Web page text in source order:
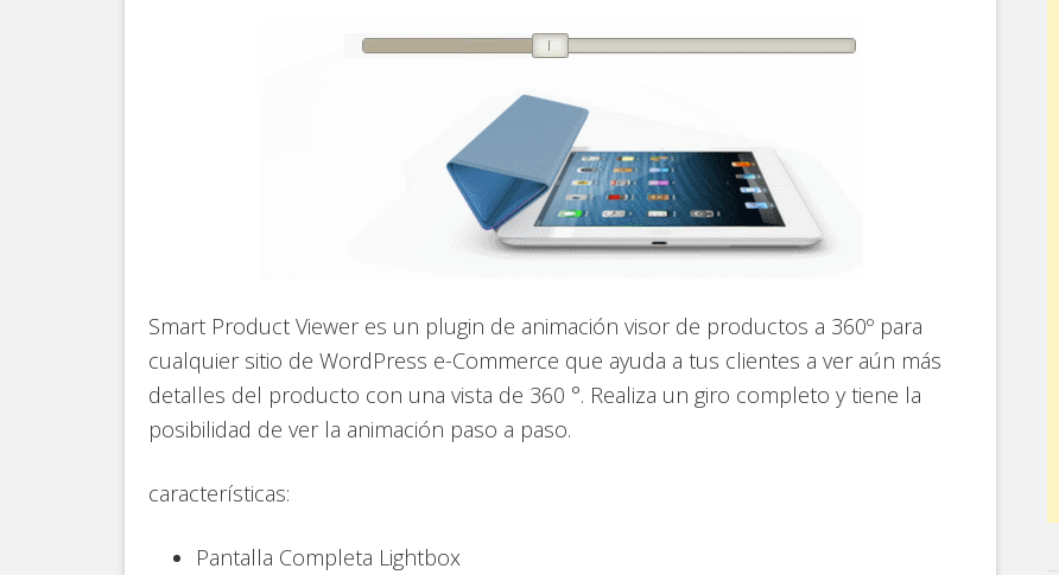
Smart Product Viewer es un plugin de animación visor de productos a 360º para
cualquier sitio de WordPress e-Commerce que ayuda a tus clientes a ver aún más
detalles del producto con una vista de 360 °. Realiza un giro completo y tiene la
posibilidad de ver la animación paso a paso.
características:
Pantalla Completa Lightbox